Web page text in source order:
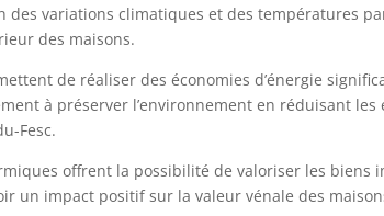
des variations climatiques et des températures
des maisons.
de réaliser des économies d’énergie
à préserver l’environnement en réduisant
Fesc.
offrent la possibilité de valoriser les
un impact positif sur la valeur vénale des